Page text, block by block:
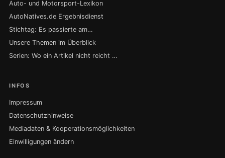
Auto- und Motorsport-Lexikon
AutoNatives.de Ergebnisdienst
Stichtag: Es passierte am…
Unsere Themen im Überblick
Serien: Wo ein Artikel nicht reicht …
INFOS
Impressum
Datenschutzhinweise
Mediadaten & Kooperationsmöglichkeiten
Einwilligungen ändern